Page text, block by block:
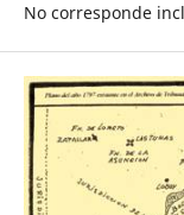
No corresponde